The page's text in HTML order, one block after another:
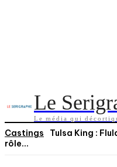
Le
Le média qui
Castings
Tulsa King :
rôle...